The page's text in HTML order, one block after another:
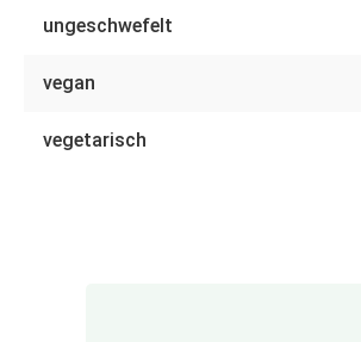
ungeschwefelt
vegan
vegetarisch